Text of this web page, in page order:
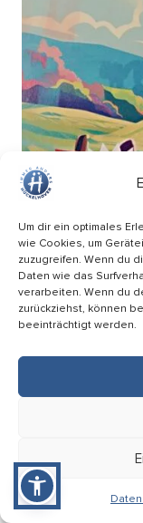
Um dir ein optimales
wie Cookies, um
zuzugreifen. Wenn du
Daten wie das
verarbeiten. Wenn du
zurückziehst, können
beeinträchtigt werden.
Picknick Konzert
HÜ-Arena am
Eintritt: Frei